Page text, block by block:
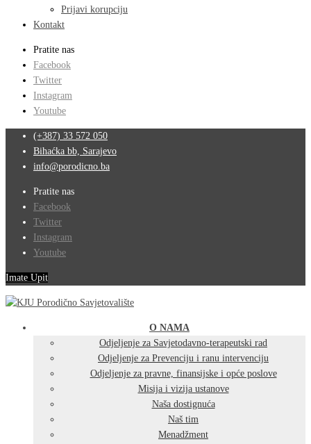
Prijavi korupciju
Kontakt
Pratite nas
Facebook
Twitter
Instagram
Youtube
(+387) 33 572 050
Bihaćka bb, Sarajevo
info@porodicno.ba
Pratite nas
Facebook
Twitter
Instagram
Youtube
Imate Upit
O NAMA
Odjeljenje za Savjetodavno-terapeutski rad
Odjeljenje za Prevenciju i ranu intervenciju
Odjeljenje za pravne, finansijske i opće poslove
Misija i vizija ustanove
Naša dostignuća
Naš tim
Menadžment